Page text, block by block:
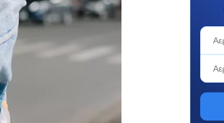
easyJet - Αποζημίωση
British Airways - Αποζημίωση